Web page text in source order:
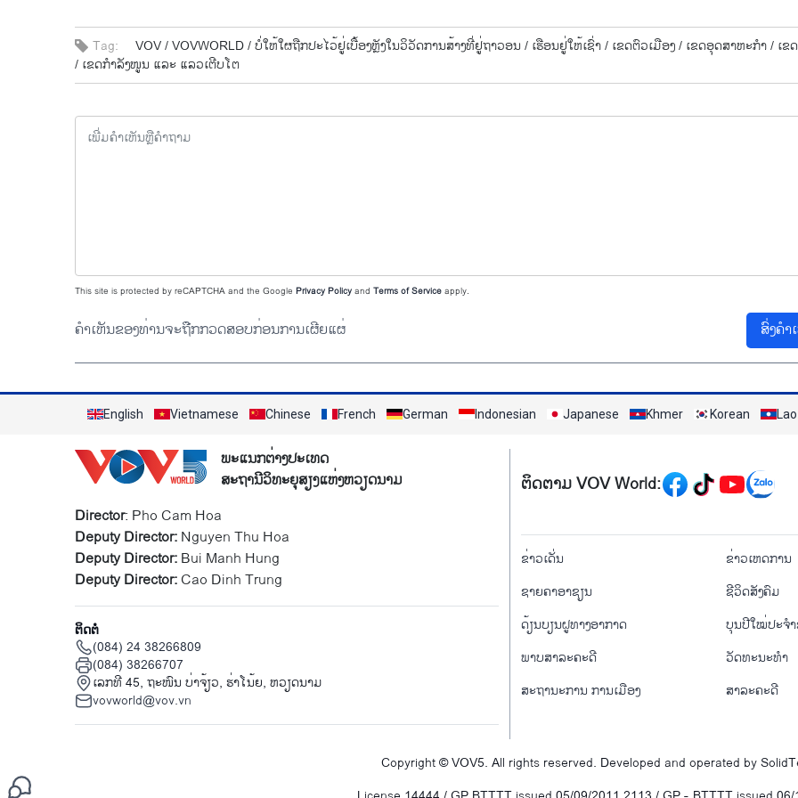
Tag: VOV /VOVWORLD /ບໍ່​ໃຫ້​ໃຜ​ຖືກ​ປະ​ໄວ້​ຢູ່​ເບື້ອງຫຼັງ​ໃນ​ວິ​ວັດ​ການ​ສ້າງ​ທີ່​ຢູ່​ຖາ​ວອນ / ເຮືອນ​ຢູ່​ໃຫ້​ເຊົ່າ​ / ເຂດ​ຕົວ​ເມືອງ / ເຂດ​ອຸດ​ສາ​ຫະ​ກຳ / ເຂ
/ ເຂດ​ກຳ​ລັງ​ໜູນ ແລະ ແລວ​ເຕີບ​ໂຕ
This site is protected by reCAPTCHA and the Google Privacy Policyand Terms of Serviceapply.
ຄຳເຫັນຂອງທ່ານຈະຖືກກວດສອບກ່ອນການເຜີຍແຜ່ ສົ່ງຄຳ
English Vietnamese Chinese French German Indonesian Japanese Khmer Korean Lao
ພະແນກຕ່າງປະເທດ
ສະຖານີວິທະຍຸສຽງແຫ່ງຫວຽດນາມ
Director: Pho Cam Hoa
Deputy Director:Nguyen Thu Hoa
Deputy Director:Bui Manh Hung
Deputy Director:Cao Dinh Trung
ຕິດຕໍ່
(084) 24 38266809
(084) 38266707
ເລກທີ 45, ຖະໜົນ ບ່າ​ຈ້ຽວ, ຮ່າ​ໂນ້ຍ, ຫວຽດນາມ
vovworld@vov.vn
Mạng xã hội
ຕິດຕາມ VOV World:
menu footer tiếng
ຂ່າວເດັ່ນ ຂ່າວເຫດການ
ຊາຍຄາອາຊຽນ
ຊີ​ວິດ​ສັງ​ຄົມ
ດ້ຽນບຽນ​ຝູທາງ​ອາກາດ
ບຸນປີໃໝ່ປະຈ
ພາບສາລະຄະດີ
ວັດທະນະທໍາ
ສະຖານະການ ການເມືອງ
ສາລະຄະດີ
Copyright © VOV5. All rights reserved. Developed and operated by